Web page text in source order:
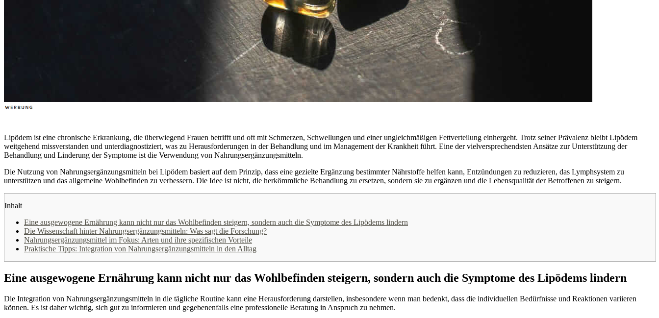
Lipödem ist eine chronische Erkrankung, die überwiegend Frauen betrifft und oft mit Schmerzen, Schwellungen und einer ungleichmäßigen Fettverteilung einhergeht. Trotz seiner Prävalenz bleibt Lipödem
weitgehend missverstanden und unterdiagnostiziert, was zu Herausforderungen in der Behandlung und im Management der Krankheit führt. Eine der vielversprechendsten Ansätze zur Unterstützung der
Behandlung und Linderung der Symptome ist die Verwendung von Nahrungsergänzungsmitteln.
Die Nutzung von Nahrungsergänzungsmitteln bei Lipödem basiert auf dem Prinzip, dass eine gezielte Ergänzung bestimmter Nährstoffe helfen kann, Entzündungen zu reduzieren, das Lymphsystem zu
unterstützen und das allgemeine Wohlbefinden zu verbessern. Die Idee ist nicht, die herkömmliche Behandlung zu ersetzen, sondern sie zu ergänzen und die Lebensqualität der Betroffenen zu steigern.
Inhalt
Eine ausgewogene Ernährung kann nicht nur das Wohlbefinden steigern, sondern auch die Symptome des Lipödems lindern
Die Wissenschaft hinter Nahrungsergänzungsmitteln: Was sagt die Forschung?
Nahrungsergänzungsmittel im Fokus: Arten und ihre spezifischen Vorteile
Praktische Tipps: Integration von Nahrungsergänzungsmitteln in den Alltag
Eine ausgewogene Ernährung kann nicht nur das Wohlbefinden steigern, sondern auch die Symptome des Lipödems lindern
Die Integration von Nahrungsergänzungsmitteln in die tägliche Routine kann eine Herausforderung darstellen, insbesondere wenn man bedenkt, dass die individuellen Bedürfnisse und Reaktionen variieren
können. Es ist daher wichtig, sich gut zu informieren und gegebenenfalls eine professionelle Beratung in Anspruch zu nehmen.